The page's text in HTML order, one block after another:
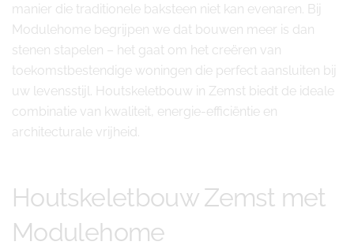
manier die traditionele baksteen niet kan evenaren. Bij
Modulehome begrijpen we dat bouwen meer is dan
stenen stapelen – het gaat om het creëren van
toekomstbestendige woningen die perfect aansluiten bij
uw levensstijl. Houtskeletbouw in Zemst biedt de ideale
combinatie van kwaliteit, energie-efficiëntie en
architecturale vrijheid.
Houtskeletbouw Zemst met
Modulehome